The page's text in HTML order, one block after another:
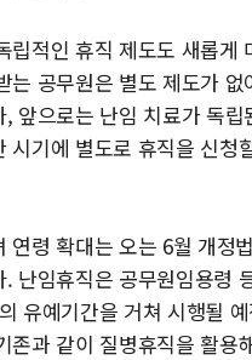
립적인 휴직 제도도 새롭게
는 공무원은 별도 제도가 없
앞으로는 난임 치료가 독립
시기에 별도로 휴직을 신청
연령 확대는 오는 6월 개정
난임휴직은 공무원임용령
유예기간을 거쳐 시행될
존과 같이 질병휴직을 활용